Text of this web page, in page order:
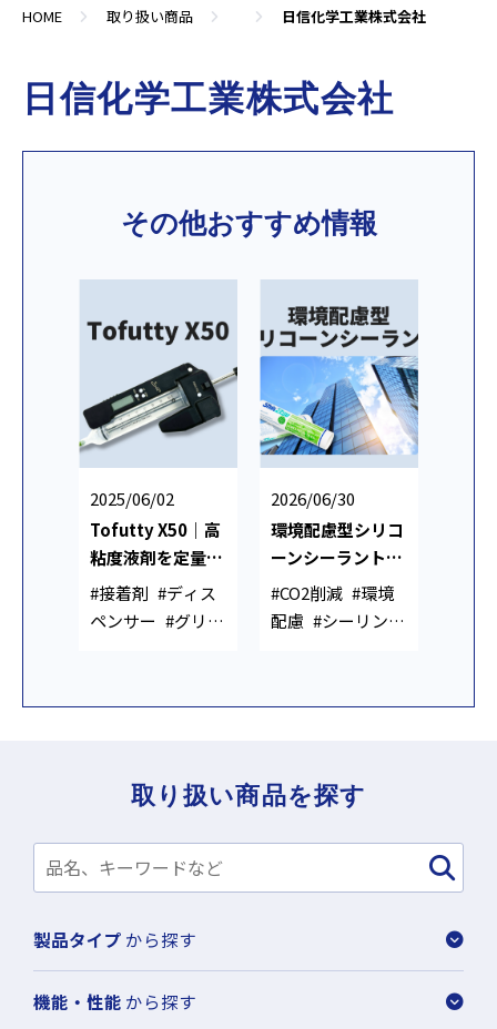
HOME 取り扱い商品 日信化学工業株式会社
取り扱い商品を探す
製品タイプ から探す
機能・性能 から探す
日信化学工業株式会社
その他おすすめ情報
2025/06/02
Tofutty X50｜高
粘度液剤を定量吐
出・定量塗布でき
るコードレスディ
#接着剤 #ディス
ペンサー #グリー
2026/06/30
環境配慮型シリコ
ーンシーラント｜
製造時CO2排出量
ゼロ・従来品同等
#CO2削減 #環境
配慮 #シーリング